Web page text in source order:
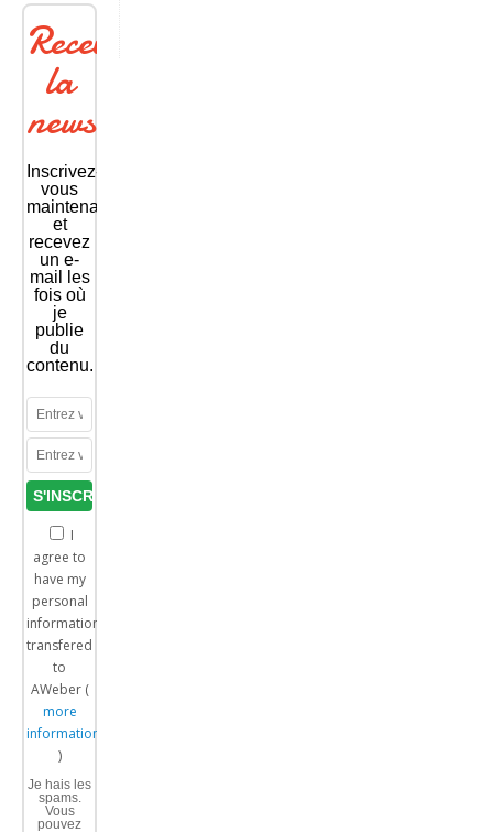
Recevoir
la
newsletter
Inscrivez-
vous
maintenant
et
recevez
un e-
mail les
fois où
je
publie
du
contenu.
I
agree to
have my
personal
information
transfered
to
AWeber (
more
information
)
Je hais les
spams.
Vous
pouvez